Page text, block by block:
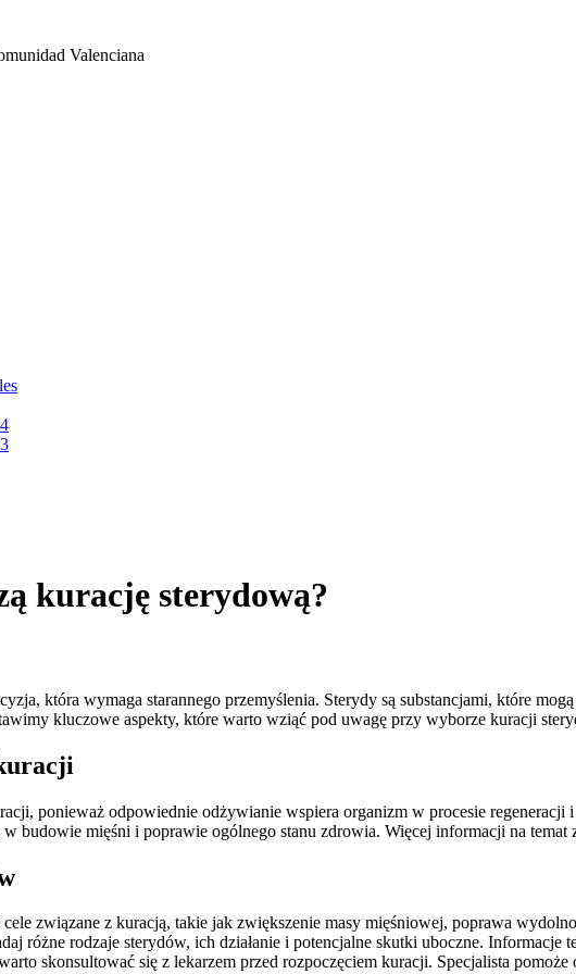
Valenciana
kurację sterydową?
która wymaga starannego przemyślenia. Sterydy są substancjami, które
kluczowe aspekty, które warto wziąć pod uwagę przy wyborze kuracji
ponieważ odpowiednie odżywianie wspiera organizm w procesie regeneracji
budowie mięśni i poprawie ogólnego stanu zdrowia. Więcej informacji na temat
związane z kuracją, takie jak zwiększenie masy mięśniowej, poprawa
różne rodzaje sterydów, ich działanie i potencjalne skutki uboczne.
skonsultować się z lekarzem przed rozpoczęciem kuracji. Specjalista